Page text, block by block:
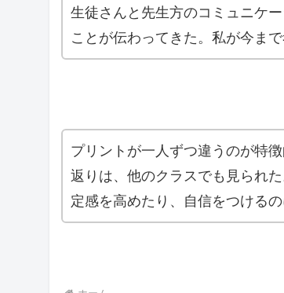
生徒さんと先生方のコミュニケ
ことが伝わってきた。私が今ま
プリントが一人ずつ違うのが特
返りは、他のクラスでも見られ
定感を高めたり、自信をつけるの